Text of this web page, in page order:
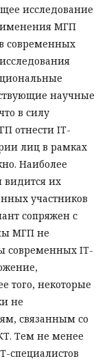
исследование
МГП
современных
научные
в силу
отнести IT-
лиц в рамках
Наиболее
их
участников
сопряжен с
МГП не
современных IT-
того, некоторые
не
связанным со
Тем не менее
специалистов